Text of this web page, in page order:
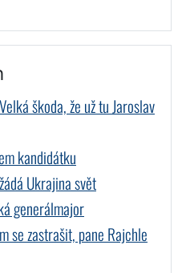
škoda, že už tu Jaroslav
kandidátku
Ukrajina svět
generálmajor
se zastrašit, pane Rajchle